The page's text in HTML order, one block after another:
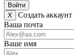
Войти
X
Создать аккаунт
Ваша почта
Ваше имя